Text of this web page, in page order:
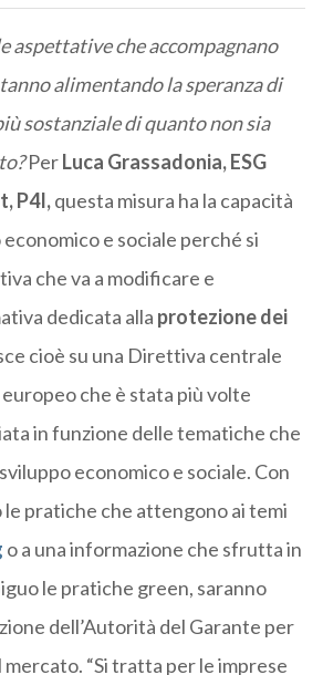
aspettative che accompagnano
alimentando la speranza di
sostanziale di quanto non sia
PerLuca Grassadonia, ESG
P4I,questa misura ha la capacità
e sociale perché si
che va a modificare e
dedicata alla protezione dei
cioè su una Direttiva centrale
che è stata più volte
in funzione delle tematiche che
economico e sociale. Con
pratiche che attengono ai temi
o a una informazione che sfrutta in
le pratiche green, saranno
dell’Autorità del Garante per
“Si tratta per le imprese